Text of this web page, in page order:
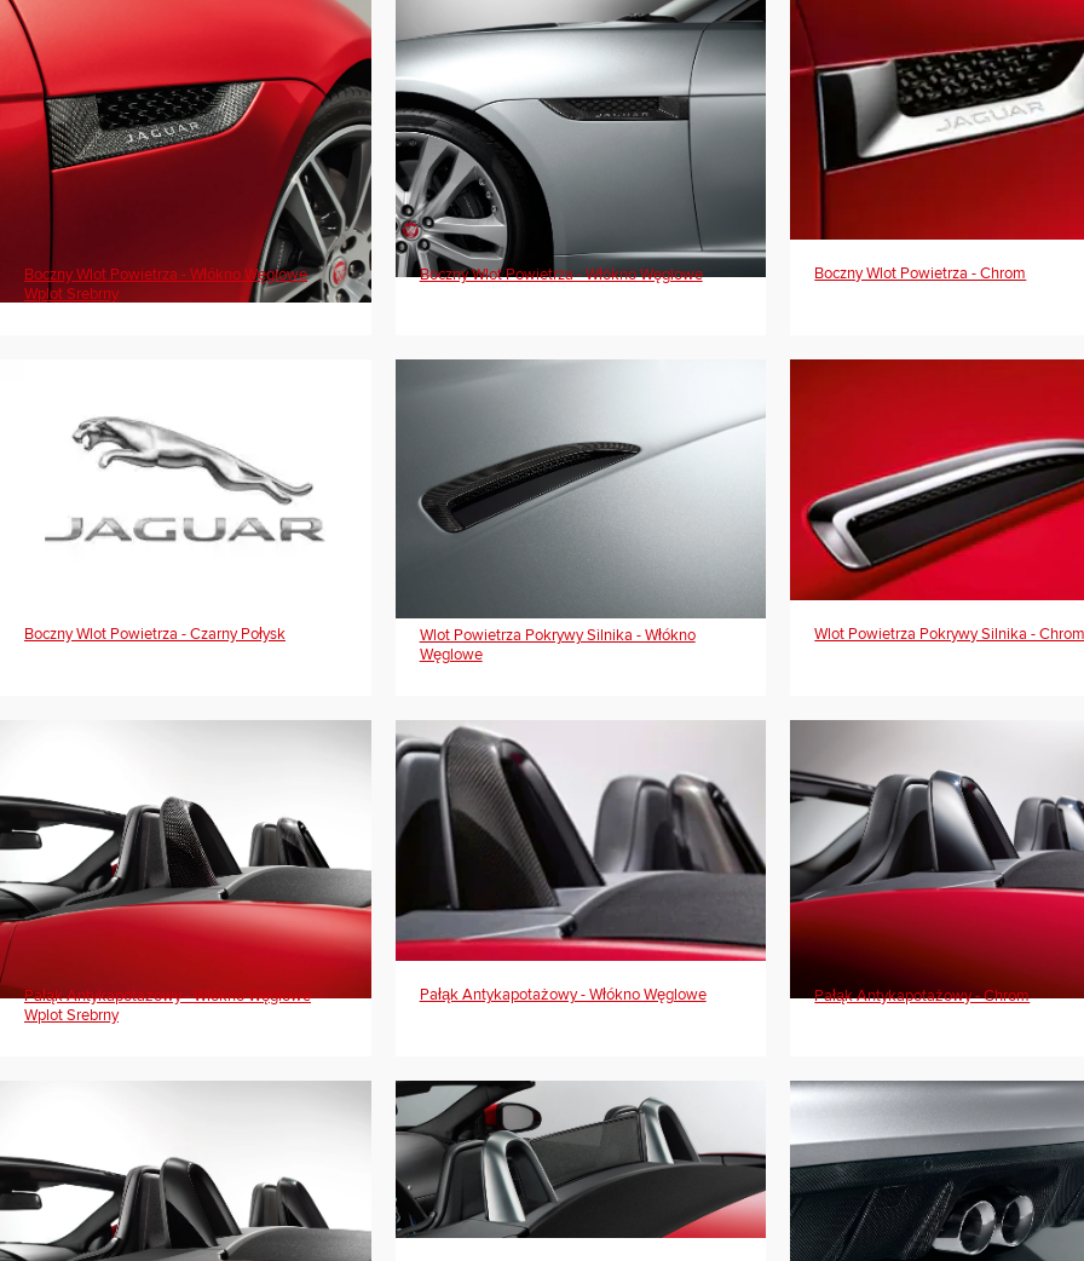
Boczny Wlot Powietrza - Włókno Węglowe
Wplot Srebrny
Boczny Wlot Powietrza - Włókno Węglowe Boczny Wlot Powietrza - Chrom
Boczny Wlot Powietrza - Czarny Połysk
Wlot Powietrza Pokrywy Silnika - Włókno
Węglowe
Wlot Powietrza Pokrywy Silnika -
Pałąk Antykapotażowy - Włókno Węglowe
Wplot Srebrny
Pałąk Antykapotażowy - Włókno Węglowe Pałąk Antykapotażowy - Chrom